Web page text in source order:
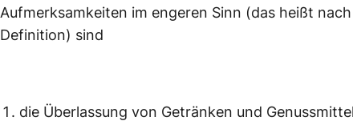
Aufmerksamkeiten im engeren Sinn (das heißt
Definition) sind
die Überlassung von Getränken und